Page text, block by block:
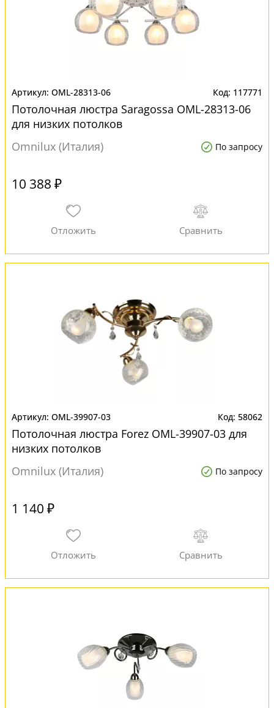
OML-28313-06 117771
Потолочная люстра Saragossa OML-28313-06
для низких потолков
Omnilux (Италия)
По запросу
10 388 ₽
OML-39907-03 58062
Потолочная люстра Forez OML-39907-03 для
низких потолков
Omnilux (Италия)
По запросу
1 140 ₽